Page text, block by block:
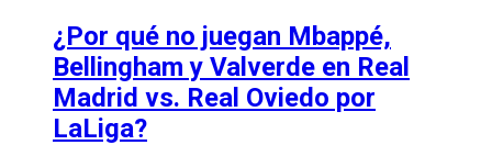
¿Por qué no juegan Mbappé,
Bellingham y Valverde en Real
Madrid vs. Real Oviedo por
LaLiga?